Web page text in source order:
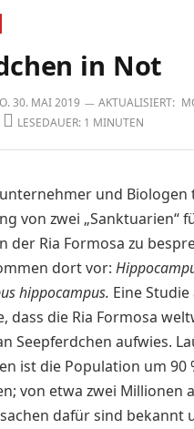
in Not
30. MAI 2019 AKTUALISIERT:
LESEDAUER: 1 MINUTEN
und Biologen
von zwei „Sanktuarien“
der Ria Formosa zu
dort vor:
hippocampus. Eine
dass die Ria Formosa
Seepferdchen aufwies.
ist die Population um 90
von etwa zwei Millionen
dafür sind bekannt